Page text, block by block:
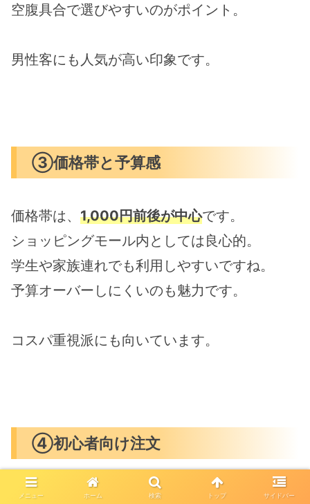
空腹具合で選びやすいのがポイント。
男性客にも人気が高い印象です。
③価格帯と予算感
価格帯は、 1,000円前後が中心です。
ショッピングモール内としては良心的。
学生や家族連れでも利用しやすいですね。
予算オーバーしにくいのも魅力です。
コスパ重視派にも向いています。
④初心者向け注文
初めてなら、定番ラーメン＋生卵が無難で
メニュー ホーム 検索 トップ サイドバー